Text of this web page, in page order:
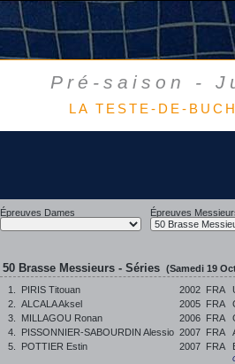
Pré-saison -
LA TESTE-DE-
Épreuves Dames Épreuves
50 Brasse Messieurs - Séries (Samedi 19
1.
PIRIS Titouan 2002 FRA
2.
ALCALA Aksel 2005 FRA
3.
MILLAGOU Ronan 2006 FRA
4.
PISSONNIER-SABOURDIN Alessio 2007 FRA
5.
POTTIER Estin 2007 FRA